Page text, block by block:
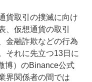
貨取引の撲滅に向け
、仮想通貨の取引
金融詐欺などの行為
それに先立つ13日に
博）のBinance公式
界関係者の間では